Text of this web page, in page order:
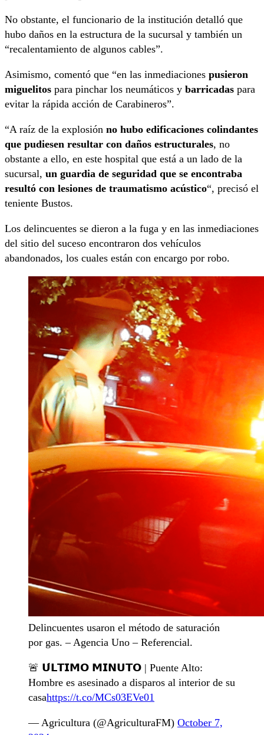
No obstante, el funcionario de la institución detalló que
hubo daños en la estructura de la sucursal y también un
“recalentamiento de algunos cables”.
Asimismo, comentó que “en las inmediaciones pusieron
miguelitos para pinchar los neumáticos y barricadas para
evitar la rápida acción de Carabineros”.
“A raíz de la explosión no hubo edificaciones colindantes
que pudiesen resultar con daños estructurales, no
obstante a ello, en este hospital que está a un lado de la
sucursal, un guardia de seguridad que se encontraba
resultó con lesiones de traumatismo acústico“, precisó el
teniente Bustos.
Los delincuentes se dieron a la fuga y en las inmediaciones
del sitio del suceso encontraron dos vehículos
abandonados, los cuales están con encargo por robo.
Delincuentes usaron el método de saturación
por gas. – Agencia Uno – Referencial.
🚨 𝗨́𝗟𝗧𝗜𝗠𝗢 𝗠𝗜𝗡𝗨𝗧𝗢 | Puente Alto:
Hombre es asesinado a disparos al interior de su
casahttps://t.co/MCs03EVe01
— Agricultura (@AgriculturaFM) October 7,